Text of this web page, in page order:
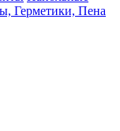
Герметики, Пена